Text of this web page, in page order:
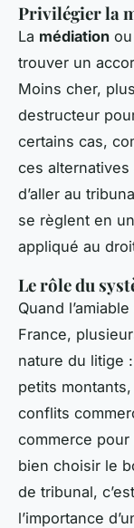
Privilégier la
La médiation
trouver un
Moins cher,
destructeur
certains cas,
ces
d’aller au
se règlent en
appliqué au
Le rôle du
Quand
France,
nature du litige
petits
conflits
commerce pour
bien choisir le
de tribunal,
l’importance